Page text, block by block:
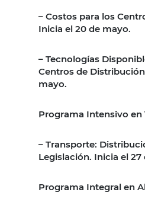
– Costos para los
Inicia el 20 de mayo.
– Tecnologías
Centros de
mayo.
Programa Intensivo en
– Transporte:
Legislación. Inicia el 27
Programa Integral en